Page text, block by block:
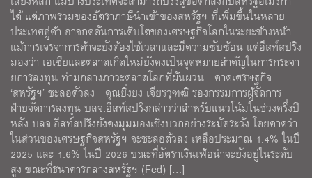
ได้ แต่ภาพรวมของอัตราภาษีนำเข้าของสหรัฐฯ ที่เพิ่มขึ้นในหลาย
ประเทศคู่ค้า อาจกดดันการเติบโตของเศรษฐกิจโลกในระยะข้างหน้า
แม้การเจรจาการค้าจะยังต้องใช้เวลาและมีความซับซ้อน แต่อีสท์สปริง
มองว่า เอเชียและตลาดเกิดใหม่ยังคงเป็นจุดหมายสำคัญในการกระจา
ยการลงทุน ท่ามกลางภาวะตลาดโลกที่ผันผวน คาดเศรษฐกิจ
‘สหรัฐฯ’ ชะลอตัวลง คุณยิ่งยง เจียรวุฑฒิ รองกรรมการผู้จัดการ
ฝ่ายจัดการลงทุน บลจ.อีสท์สปริงกล่าวว่าสำหรับแนวโน้มในช่วงครึ่งปี
หลัง บลจ.อีสท์สปริงยังคงมุมมองเชิงบวกอย่างระมัดระวัง โดยคาดว่า
ในส่วนของเศรษฐกิจสหรัฐฯ จะชะลอตัวลง เหลือประมาณ 1.4% ในปี
2025 และ 1.6% ในปี 2026 ขณะที่อัตราเงินเฟ้อน่าจะยังอยู่ในระดับ
สูง ขณะที่ธนาคารกลางสหรัฐฯ (Fed) […]